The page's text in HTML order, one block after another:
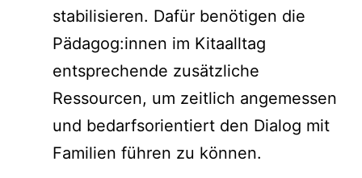
stabilisieren. Dafür benötigen die
Pädagog:innen im Kitaalltag
entsprechende zusätzliche
Ressourcen, um zeitlich angemessen
und bedarfsorientiert den Dialog mit
Familien führen zu können.